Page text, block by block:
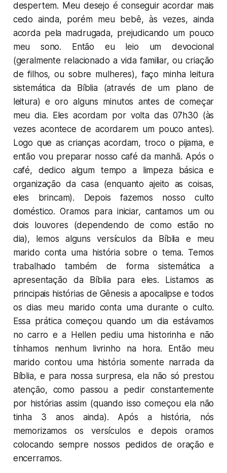
despertem. Meu desejo é conseguir acordar mais
cedo ainda, porém meu bebê, às vezes, ainda
acorda pela madrugada, prejudicando um pouco
meu sono. Então eu leio um devocional
(geralmente relacionado a vida familiar, ou criação
de filhos, ou sobre mulheres), faço minha leitura
sistemática da Bíblia (através de um plano de
leitura) e oro alguns minutos antes de começar
meu dia. Eles acordam por volta das 07h30 (às
vezes acontece de acordarem um pouco antes).
Logo que as crianças acordam, troco o pijama, e
então vou preparar nosso café da manhã. Após o
café, dedico algum tempo a limpeza básica e
organização da casa (enquanto ajeito as coisas,
eles brincam). Depois fazemos nosso culto
doméstico. Oramos para iniciar, cantamos um ou
dois louvores (dependendo de como estão no
dia), lemos alguns versículos da Bíblia e meu
marido conta uma história sobre o tema. Temos
trabalhado também de forma sistemática a
apresentação da Bíblia para eles. Listamos as
principais histórias de Gênesis a apocalipse e todos
os dias meu marido conta uma durante o culto.
Essa prática começou quando um dia estávamos
no carro e a Hellen pediu uma historinha e não
tínhamos nenhum livrinho na hora. Então meu
marido contou uma história somente narrada da
Bíblia, e para nossa surpresa, ela não só prestou
atenção, como passou a pedir constantemente
por histórias assim (quando isso começou ela não
tinha 3 anos ainda). Após a história, nós
memorizamos os versículos e depois oramos
colocando sempre nossos pedidos de oração e
encerramos.